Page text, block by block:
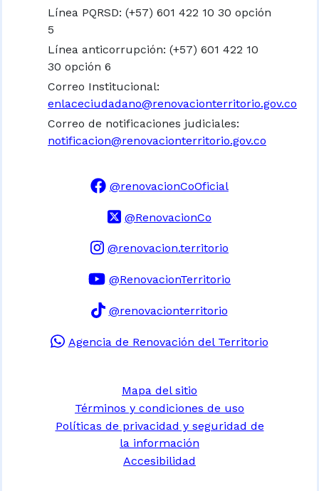
Línea PQRSD: (+57) 601 422 10 30 opción
5
Línea anticorrupción: (+57) 601 422 10
30 opción 6
Correo Institucional:
enlaceciudadano@renovacionterritorio.gov.co
Correo de notificaciones judiciales:
notificacion@renovacionterritorio.gov.co
@renovacionCoOficial
@RenovacionCo
@renovacion.territorio
@RenovacionTerritorio
@renovacionterritorio
Agencia de Renovación del Territorio
Mapa del sitio
Términos y condiciones de uso
Políticas de privacidad y seguridad de
la información
Accesibilidad